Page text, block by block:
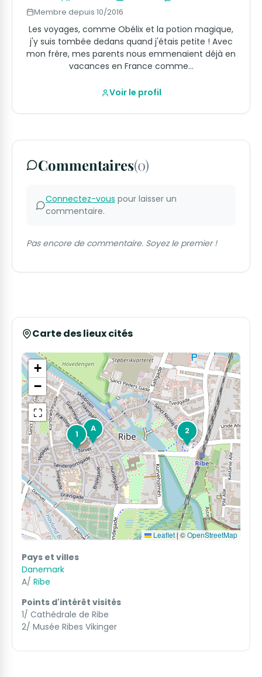
Membre depuis 10/2016
Les voyages, comme Obélix et la potion magique,
j'y suis tombée dedans quand j'étais petite ! Avec
mon frère, mes parents nous emmenaient déjà en
vacances en France comme…
Voir le profil
Commentaires(0)
Connectez-vous pour laisser un
commentaire.
Pas encore de commentaire. Soyez le premier !
Carte des lieux cités
1 2
A
+
−
⛶
Leaflet |©OpenStreetMap
Pays et villes
Danemark
A/ Ribe
Points d'intérêt visités
1/ Cathédrale de Ribe
2/ Musée Ribes Vikinger